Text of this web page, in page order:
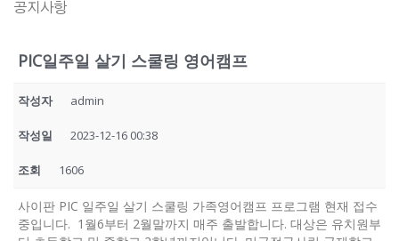
공지사항
PIC일주일 살기 스쿨링 영어캠프
작성자 admin
작성일 2023-12-16 00:38
조회 1606
사이판 PIC 일주일 살기 스쿨링 가족영어캠프 프로그램 현재 접수
중입니다. 1월6부터 2월말까지 매주 출발합니다. 대상은 유치원부